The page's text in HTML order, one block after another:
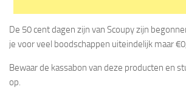
De 50 cent dagen zijn van Scoupy zijn
je voor veel boodschappen uiteindelijk maar
Bewaar de kassabon van deze producten en
op.